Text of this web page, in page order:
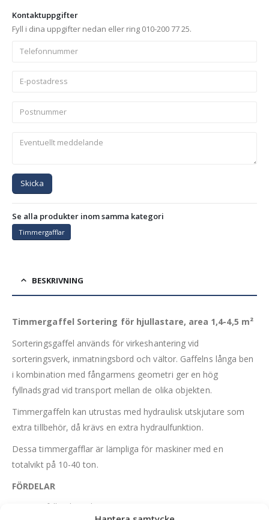
Kontaktuppgifter
Fyll i dina uppgifter nedan eller ring 010-200 77 25.
Skicka
Se alla produkter inom samma kategori
Timmergafflar
BESKRIVNING
Timmergaffel Sortering för hjullastare, area 1,4-4,5 m²
Sorteringsgaffel används för virkeshantering vid
sorteringsverk, inmatningsbord och vältor. Gaffelns långa ben
i kombination med fångarmens geometri ger en hög
fyllnadsgrad vid transport mellan de olika objekten.
Timmergaffeln kan utrustas med hydraulisk utskjutare som
extra tillbehör, då krävs en extra hydraulfunktion.
Dessa timmergafflar är lämpliga för maskiner med en
totalvikt på 10-40 ton.
FÖRDELAR
Hög fyllnadsgrad